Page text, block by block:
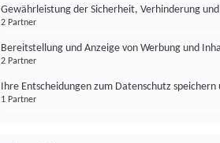
Gewährleistung der Sicherheit, Verhinderung
2 Partner
Bereitstellung und Anzeige von Werbung und
2 Partner
Ihre Entscheidungen zum Datenschutz
1 Partner